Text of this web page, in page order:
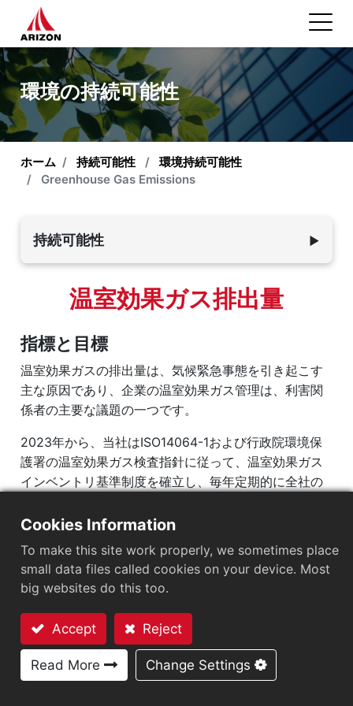
環境の持続可能性
ホーム 持続可能性
環境持続可能性
Greenhouse Gas Emissions
持続可能性 ▼
Climate Action
エネルギー使用
温室効果ガス排出量
廃棄物管理
従業員 & 社会
持続可能なガバナンス
ステークホルダー
持続可能性レポート
温室効果ガス排出量
指標と目標
温室効果ガスの排出量は、気候緊急事態を引き起こす
主な原因であり、企業の温室効果ガス管理は、利害関
係者の主要な議題の一つです。
2023年から、当社はISO14064-1および行政院環境保
護署の温室効果ガス検査指針に従って、温室効果ガス
インベントリ基準制度を確立し、毎年定期的に全社の
ます。
2024年度範囲1および範囲2温室効果ガス排出量監査結
果は、國富浩華聯合会計事務所執行有限確認によって
確認され、確認基準3410号に基づき確認報告書を発行
しました。
温室効果ガス排出量（スコープ1およびスコー
お問い合わせ
Cookies Information
To make this site work properly, we sometimes place
small data files called cookies on your device. Most
big websites do this too.
Accept Reject
Read More Change Settings